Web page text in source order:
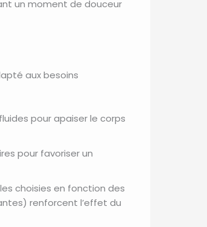
un moment de douceur
aux besoins
pour apaiser le corps
pour favoriser un
choisies en fonction des
renforcent l’effet du